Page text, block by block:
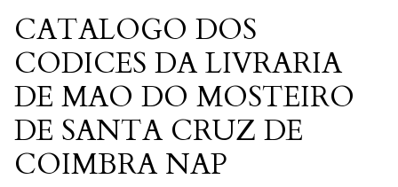
CATALOGO DOS
CODICES DA LIVRARIA
DE MAO DO MOSTEIRO
DE SANTA CRUZ DE
COIMBRA NAP